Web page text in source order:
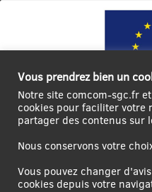
Ce site internet a été cofinancé
connecter|Se
déconnecter
compte
utilisateur
Vous prendrez bien un
Notre site comcom-sgc.fr
cookies pour faciliter votre
partager des contenus sur
Nous conservons votre
Vous pouvez changer
cookies depuis votre